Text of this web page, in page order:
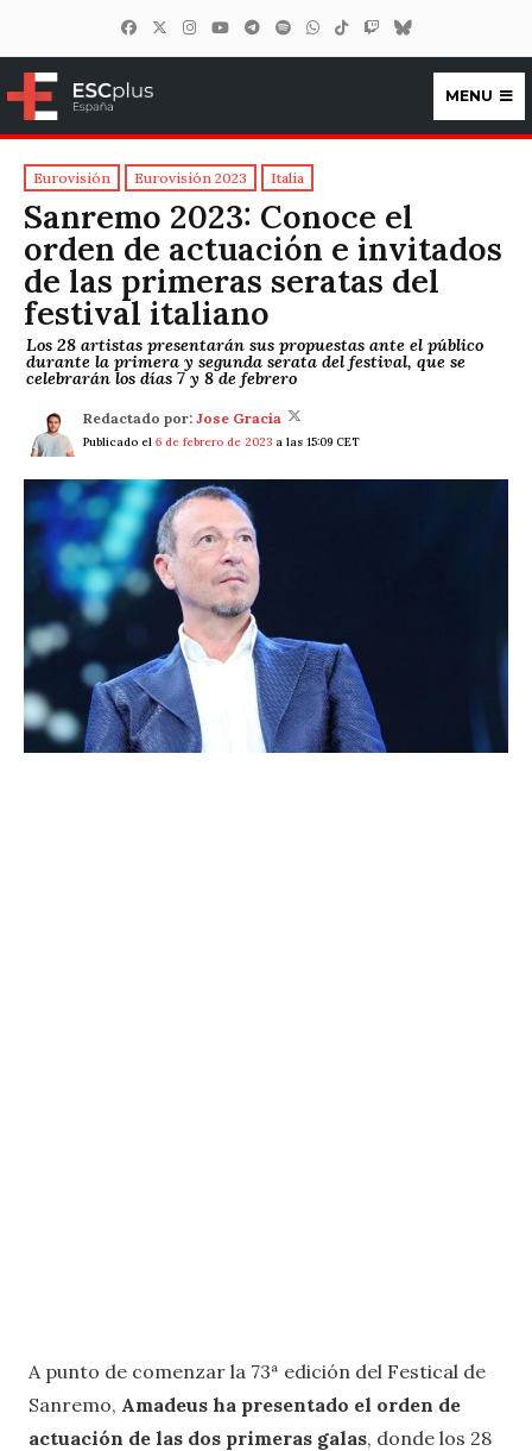
ESCplus España
MENU
Eurovisión Eurovisión 2023 Italia
Sanremo 2023: Conoce el
orden de actuación e invitados
de las primeras seratas del
festival italiano
Los 28 artistas presentarán sus propuestas ante el público
durante la primera y segunda serata del festival, que se
celebrarán los días 7 y 8 de febrero
Redactado por: Jose Gracia
Publicado el 6 de febrero de 2023 a las 15:09 CET
A punto de comenzar la 73ª edición del Festical de
Sanremo, Amadeus ha presentado el orden de
actuación de las dos primeras galas, donde los 28